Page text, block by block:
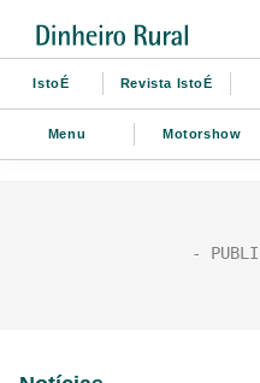
IstoÉ Revista IstoÉ
Menu Motorshow